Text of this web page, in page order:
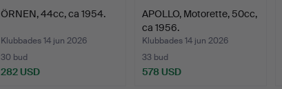
ÖRNEN, 44cc, ca 1954.
Klubbades 14 jun 2026
30 bud
282 USD
APOLLO, Motorette, 50cc,
ca 1956.
Klubbades 14 jun 2026
33 bud
578 USD